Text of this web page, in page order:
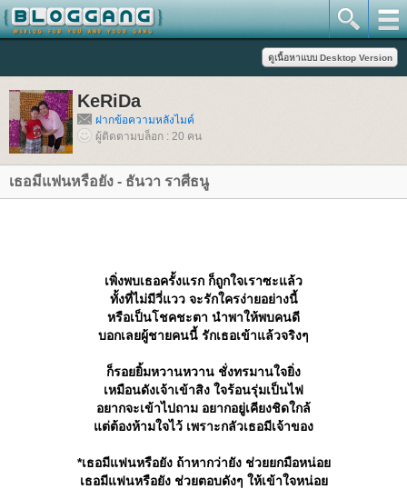
KeRiDa
ฝากข้อความหลังไมค์
ผู้ติดตามบล็อก : 20 คน
เธอมีแฟนหรือยัง - ธันวา ราศีธนู
เพิ่งพบเธอครั้งแรก ก็ถูกใจเราซะแล้ว
ทั้งที่ไม่มีวี่แวว จะรักใครง่ายอย่างนี้
หรือเป็นโชคชะตา นำพาให้พบคนดี
บอกเลยผู้ชายคนนี้ รักเธอเข้าแล้วจริงๆ
ก็รอยยิ้มหวานหวาน ชั่งทรมานใจยิ่ง
เหมือนดังเจ้าเข้าสิง ใจร้อนรุ่มเป็นไฟ
อยากจะเข้าไปถาม อยากอยู่เคียงชิดใกล้
ต่ต้องห้ามใจไว้ เพราะกลัวเธอมีเจ้าของ
*เธอมีแฟนหรือยัง ถ้าหากว่ายัง ช่วยยกมือหน่อ
เธอมีแฟนหรือยัง ช่วยตอบดังๆ ให้เข้าใจหน่อ